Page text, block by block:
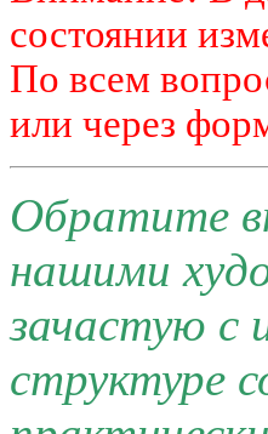
состоянии
По всем
или через
Обратите
нашими
зачастую с
структуре